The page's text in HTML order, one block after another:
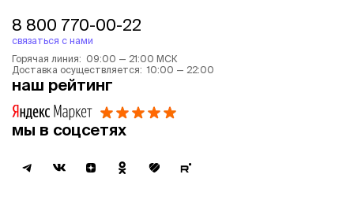
8 800 770-00-22
связаться с нами
Горячая линия: 09:00 — 21:00 МСК
Доставка осуществляется: 10:00 — 22:00
наш рейтинг
мы в соцсетях